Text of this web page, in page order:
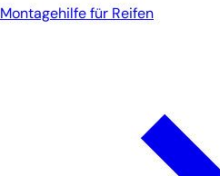
Montagehilfe für Reifen